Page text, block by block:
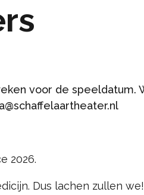
voor de speeldatum.
2026.
Dus lachen zullen